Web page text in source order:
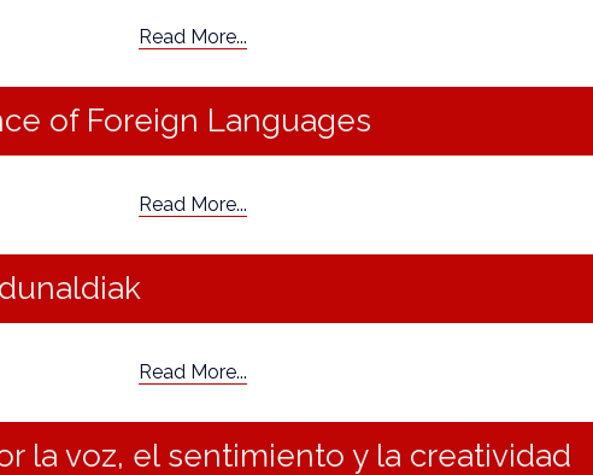
Read More...
of Foreign Languages
Read More...
Read More...
la voz, el sentimiento y la creatividad